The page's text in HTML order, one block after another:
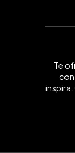
Te